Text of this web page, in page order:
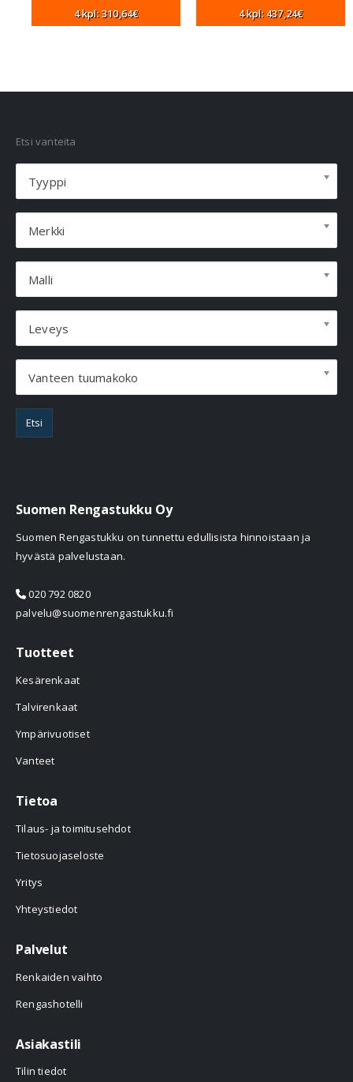
4 kpl: 310,64€ 4 kpl: 437,24€
Etsi vanteita
Tyyppi
Merkki
Malli
Leveys
Vanteen tuumakoko
Etsi
Suomen Rengastukku Oy
Suomen Rengastukku on tunnettu edullisista hinnoistaan ja
hyvästä palvelustaan.
020 792 0820
palvelu@suomenrengastukku.fi
Tuotteet
Kesärenkaat
Talvirenkaat
Ympärivuotiset
Vanteet
Tietoa
Tilaus- ja toimitusehdot
Tietosuojaseloste
Yritys
Yhteystiedot
Palvelut
Renkaiden vaihto
Rengashotelli
Asiakastili
Tilin tiedot